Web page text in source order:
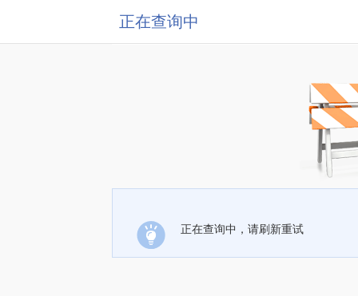
正在查询中
正在查询中，请刷新重试